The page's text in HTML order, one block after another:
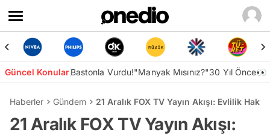
Güncel KonularBastonla Vurdu!"Manyak Mısınız?"30 Yıl Önce👀
Haberler Gündem 21 Aralık FOX TV Yayın Akışı: Evlilik
21 Aralık FOX TV Yayın Akışı: